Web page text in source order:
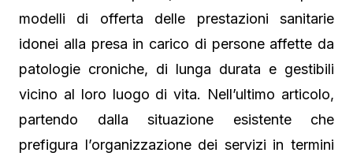
modelli di offerta delle prestazioni sanitarie
idonei alla presa in carico di persone affette da
patologie croniche, di lunga durata e gestibili
vicino al loro luogo di vita. Nell’ultimo articolo,
partendo dalla situazione esistente che
prefigura l’organizzazione dei servizi in termini